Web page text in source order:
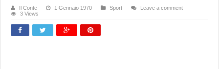
Il Conte 1 Gennaio 1970 Sport
Leave a comment
3 Views